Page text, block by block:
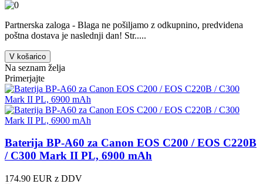
Partnerska zaloga - Blaga ne pošiljamo z odkupnino, predvidena
poštna dostava je naslednji dan! Str.....
V košarico
Na seznam želja
Primerjajte
Baterija BP-A60 za Canon EOS C200 / EOS C220B
/ C300 Mark II PL, 6900 mAh
174.90 EUR z DDV